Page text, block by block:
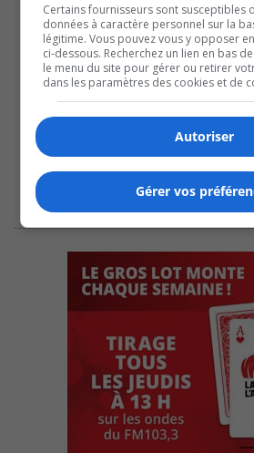
Certains fournisseurs sont susceptibles
données à caractère personnel sur la
légitime. Vous pouvez vous y opposer
ci-dessous. Recherchez un lien en bas
le menu du site pour gérer ou retirer
dans les paramètres des cookies et de
Autoriser
Gérer vos